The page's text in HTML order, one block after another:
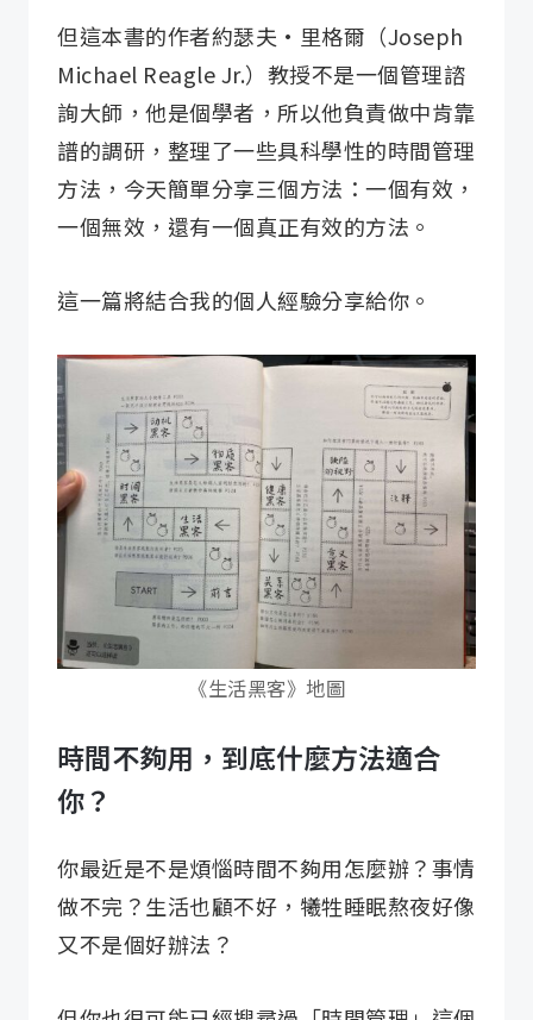
但這本書的作者約瑟夫·里格爾（Joseph
Michael Reagle Jr.）教授不是一個管理諮
詢大師，他是個學者，所以他負責做中肯靠
譜的調研，整理了一些具科學性的時間管理
方法，今天簡單分享三個方法：一個有效，
一個無效，還有一個真正有效的方法。
這一篇將結合我的個人經驗分享給你。
《生活黑客》地圖
時間不夠用，到底什麼方法適合
你？
你最近是不是煩惱時間不夠用怎麼辦？事情
做不完？生活也顧不好，犧牲睡眠熬夜好像
又不是個好辦法？